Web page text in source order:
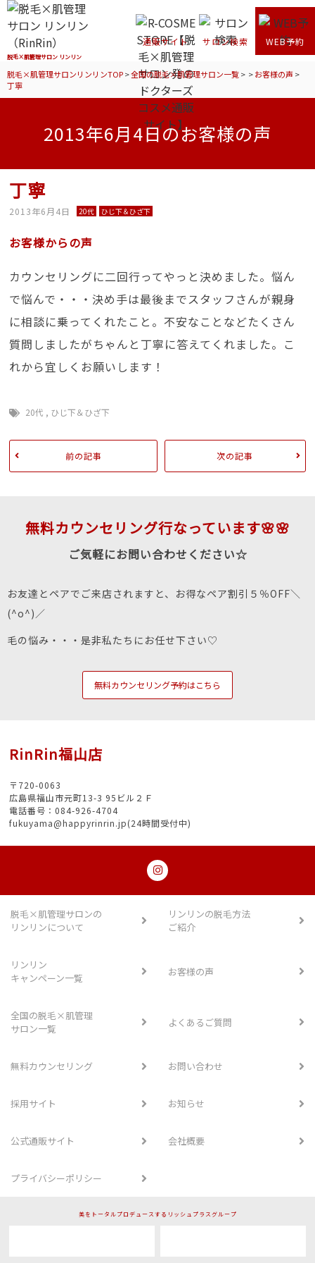
脱毛×肌管理サロン リンリン
通販サイト サロン検索 WEB予約
脱毛×肌管理サロンリンリンTOP>全国の脱毛×肌管理サロン一覧> >お客様の声 >
丁寧
2013年6月4日のお客様の声
丁寧
2013年6月4日 20代 ひじ下＆ひざ下
お客様からの声
カウンセリングに二回行ってやっと決めました。悩ん
で悩んで・・・決め手は最後までスタッフさんが親身
に相談に乗ってくれたこと。不安なことなどたくさん
質問しましたがちゃんと丁寧に答えてくれました。こ
れから宜しくお願いします！
20代 , ひじ下＆ひざ下
前の記事 次の記事
無料カウンセリング行なっています🌸🌸
ご気軽にお問い合わせください☆
お友達とペアでご来店されますと、お得なペア割引５％OFF＼
(^o^)／
毛の悩み・・・是非私たちにお任せ下さい♡
無料カウンセリング予約はこちら
RinRin福山店
〒720-0063
広島県福山市元町13-3 95ビル２Ｆ
電話番号：084-926-4704
fukuyama@happyrinrin.jp(24時間受付中)
脱毛×肌管理サロンの
リンリンについて
リンリンの脱毛方法
ご紹介
リンリン
キャンペーン一覧
お客様の声
全国の脱毛×肌管理
サロン一覧
よくあるご質問
無料カウンセリング お問い合わせ
採用サイト お知らせ
公式通販サイト 会社概要
プライバシーポリシー
美をトータルプロデュースするリッシュプラスグループ